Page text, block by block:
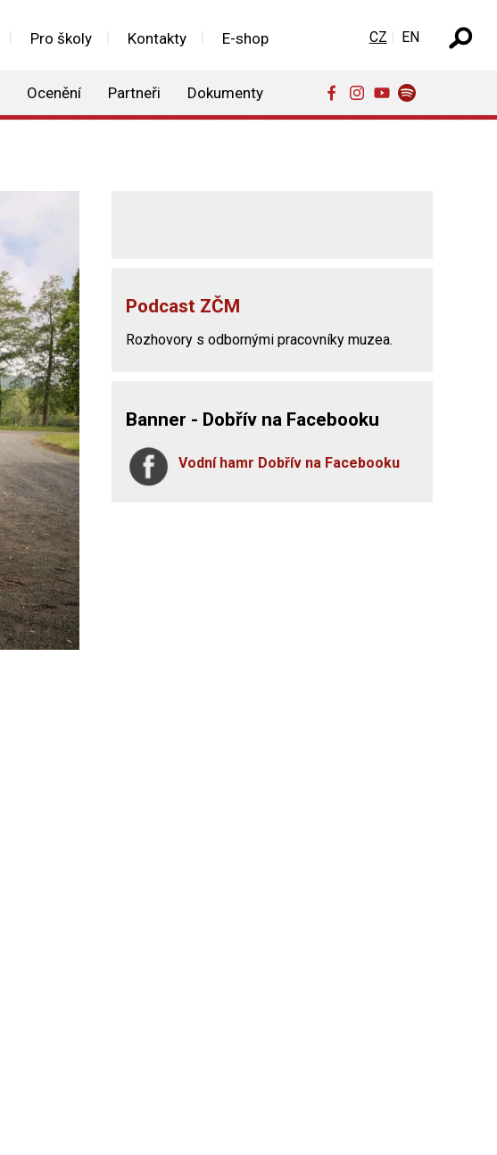
Pro školy Kontakty E-shop
Ocenění Partneři Dokumenty
Zvolte jazyk
CZ EN
Podcast ZČM
Rozhovory s odbornými pracovníky muzea.
Banner - Dobřív na Facebooku
Vodní hamr Dobřív na Facebooku